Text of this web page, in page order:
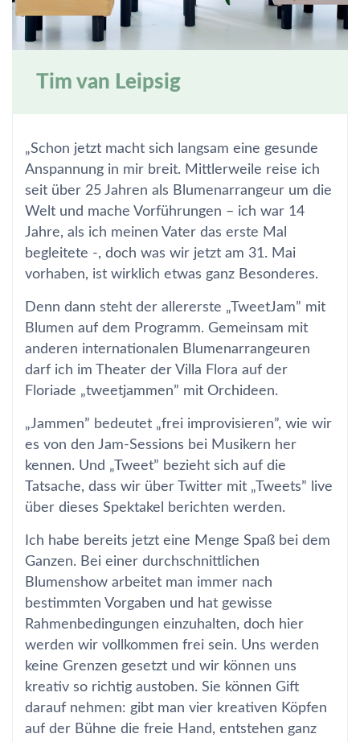
Tim van Leipsig
„Schon jetzt macht sich langsam eine gesunde
Anspannung in mir breit. Mittlerweile reise ich
seit über 25 Jahren als Blumenarrangeur um die
Welt und mache Vorführungen – ich war 14
Jahre, als ich meinen Vater das erste Mal
begleitete -, doch was wir jetzt am 31. Mai
vorhaben, ist wirklich etwas ganz Besonderes.
Denn dann steht der allererste „TweetJam” mit
Blumen auf dem Programm. Gemeinsam mit
anderen internationalen Blumenarrangeuren
darf ich im Theater der Villa Flora auf der
Floriade „tweetjammen” mit Orchideen.
„Jammen” bedeutet „frei improvisieren”, wie wir
es von den Jam-Sessions bei Musikern her
kennen. Und „Tweet” bezieht sich auf die
Tatsache, dass wir über Twitter mit „Tweets” live
über dieses Spektakel berichten werden.
Ich habe bereits jetzt eine Menge Spaß bei dem
Ganzen. Bei einer durchschnittlichen
Blumenshow arbeitet man immer nach
bestimmten Vorgaben und hat gewisse
Rahmenbedingungen einzuhalten, doch hier
werden wir vollkommen frei sein. Uns werden
keine Grenzen gesetzt und wir können uns
kreativ so richtig austoben. Sie können Gift
darauf nehmen: gibt man vier kreativen Köpfen
auf der Bühne die freie Hand, entstehen ganz